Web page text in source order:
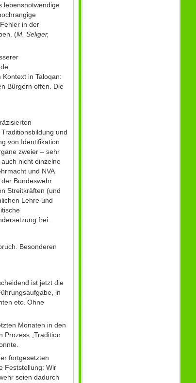
lebensnotwendige
in der
(M. Seliger,
in Taloqan:
Bürgern offen. Die
und
von Identifikation
zweier – sehr
nicht einzelne
und NVA
Bundeswehr
Streitkräften (und
Lehre und
frei.
Besonderen
ist jetzt die
in
etc. Ohne
Monaten in den
Prozess „Tradition
fortgesetzten
Feststellung: Wir
seien dadurch